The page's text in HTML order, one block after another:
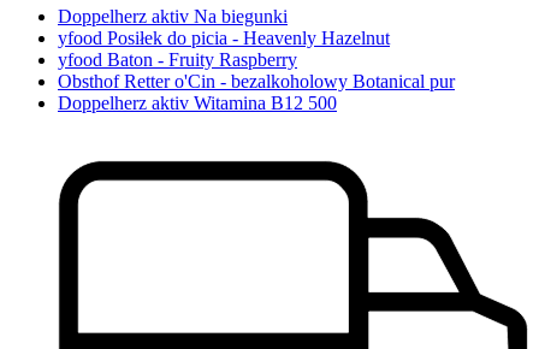
Doppelherz aktiv Na biegunki
yfood Posiłek do picia - Heavenly Hazelnut
yfood Baton - Fruity Raspberry
Obsthof Retter o'Cin - bezalkoholowy Botanical pur
Doppelherz aktiv Witamina B12 500